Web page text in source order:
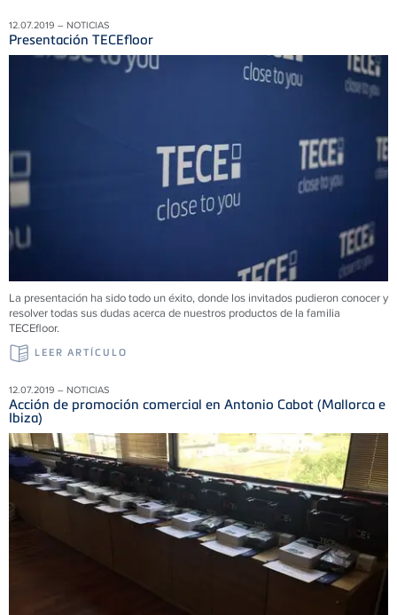
12.07.2019 – NOTICIAS
Presentación TECEfloor
La presentación ha sido todo un éxito, donde los invitados pudieron conocer y
resolver todas sus dudas acerca de nuestros productos de la familia
TECEfloor.
LEER ARTÍCULO
12.07.2019 – NOTICIAS
Acción de promoción comercial en Antonio Cabot (Mallorca e
Ibiza)